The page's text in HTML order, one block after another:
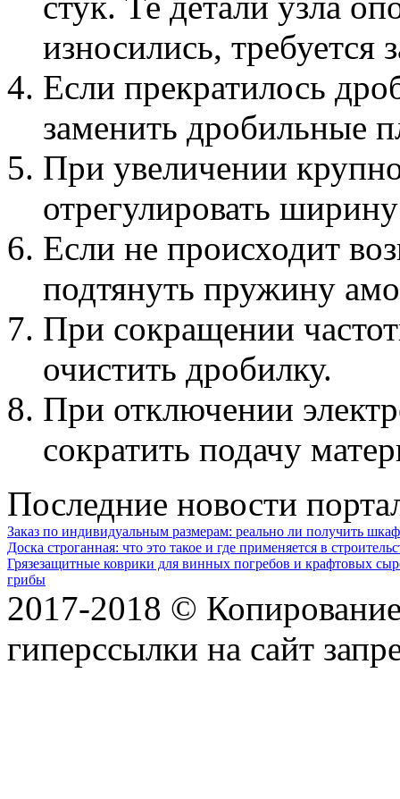
износились, требуется
Если прекратилось
заменить дробильные
При увеличении
отрегулировать
Если не происходит
подтянуть пружину
При сокращении
очистить дробилку.
При отключении
сократить подачу
Последние новости
Заказ по индивидуальным размерам: реально ли получить
Доска строганная: что это такое и где применяется в
Грязезащитные коврики для винных погребов и крафтовых
грибы
2017-2018 ©
гиперссылки на сайт